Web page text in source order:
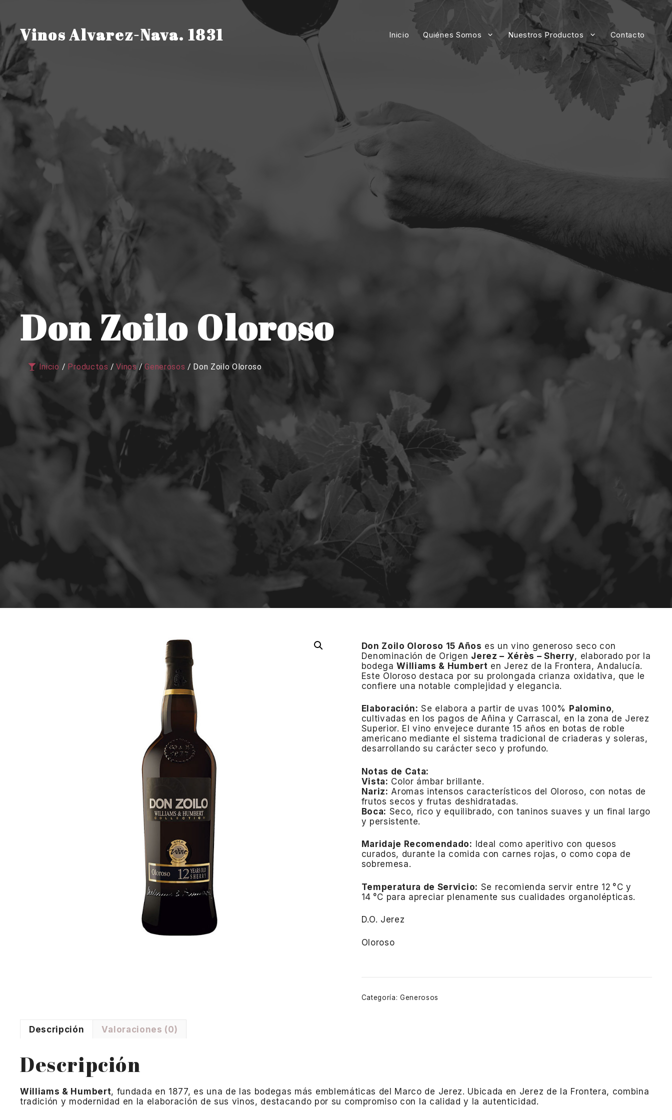
contenidoVinos Alvarez-Nava. 1831 Inicio Quiénes Somos Nuestros Productos Contacto
Don Zoilo Oloroso
Inicio / Productos / Vinos / Generosos / Don Zoilo Oloroso
Don Zoilo Oloroso 15 Años es un vino generoso seco con
Denominación de Origen Jerez – Xérès – Sherry, elaborado por la
bodegaWilliams & Humbert en Jerez de la Frontera, Andalucía.
Este Oloroso destaca por su prolongada crianza oxidativa, que le
confiere una notable complejidad y elegancia.
Elaboración: Se elabora a partir de uvas 100% Palomino,
cultivadas en los pagos de Añina y Carrascal, en la zona de Jerez
Superior. El vino envejece durante 15 años en botas de roble
americano mediante el sistema tradicional de criaderas y soleras,
desarrollando su carácter seco y profundo.
Notas de Cata:
Vista: Color ámbar brillante.
Nariz: Aromas intensos característicos del Oloroso, con notas de
frutos secos y frutas deshidratadas.
Boca: Seco, rico y equilibrado, con taninos suaves y un final largo
y persistente.
Maridaje Recomendado:
Ideal como aperitivo con quesos
curados, durante la comida con carnes rojas, o como copa de
sobremesa.
Temperatura de Servicio: Se recomienda servir entre 12 °C y
14 °C para apreciar plenamente sus cualidades organolépticas.
D.O. Jerez
Oloroso
Categoría:Generosos
Descripción Valoraciones (0)
Descripción
Williams & Humbert, fundada en 1877, es una de las bodegas más emblemáticas del Marco de Jerez. Ubicada en Jerez de la Frontera, combina
tradición y modernidad en la elaboración de sus vinos, destacando por su compromiso con la calidad y la autenticidad.